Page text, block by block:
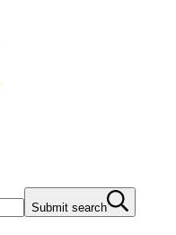
Submit search